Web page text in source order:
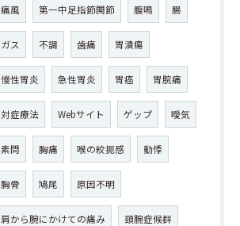
痛風 第一中足指節関節 腹鳴 腸
ガス 不調 歯痛 胃潰瘍
慢性胃炎 急性胃炎 胃癌 胃脘痛
対症療法 Webサイト ゲップ 噯気
素問 胸痛 喉の絞扼感 動悸
胸骨 鳩尾 原因不明
肩から腕にかけての痛み 頸腕症候群